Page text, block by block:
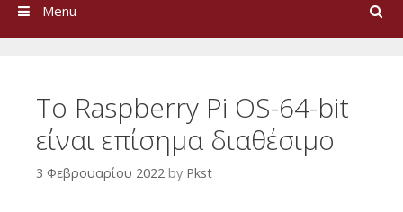
Search
Menu
To Raspberry Pi OS-64-bit
είναι επίσημα διαθέσιμο
3 Φεβρουαρίου 2022 by Pkst